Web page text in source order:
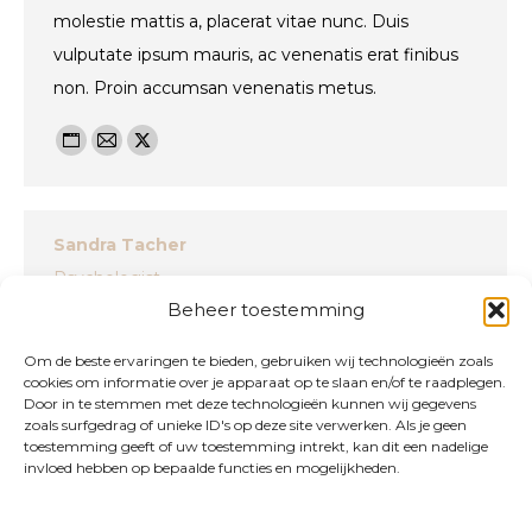
Beheer toestemming
Om de beste ervaringen te bieden, gebruiken wij technologieën zoals
cookies om informatie over je apparaat op te slaan en/of te raadplegen.
Door in te stemmen met deze technologieën kunnen wij gegevens
zoals surfgedrag of unieke ID's op deze site verwerken. Als je geen
toestemming geeft of uw toestemming intrekt, kan dit een nadelige
invloed hebben op bepaalde functies en mogelijkheden.
molestie mattis a, placerat vitae nunc. Duis
vulputate ipsum mauris, ac venenatis erat finibus
non. Proin accumsan venenatis metus.
Personal
website
E-
X
Sandra Tacher
Psychologist
Nulla facilisi. Nullam ac enim dui. In eu dui eu
estibulum dolor arcu, vestibulum vel tincidunt nec,
commodo nec odio. Etiam convallis leo ut tortor
ornare malesuada. Integer urna velit, commodo id
nulla et, ultrices convallis orci.